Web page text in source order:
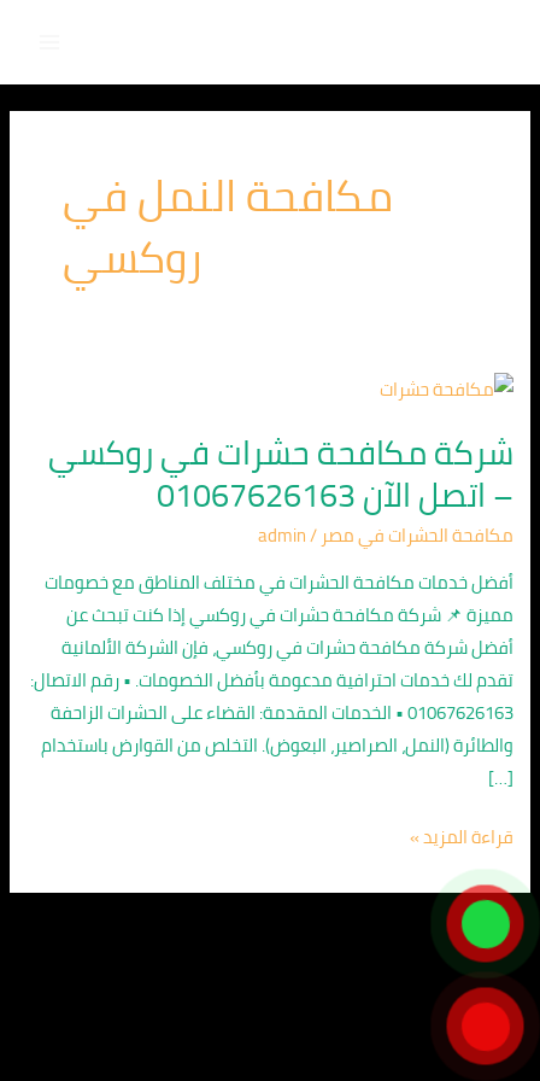
المحتوى
مكافحة النمل في
روكسي
شركة مكافحة حشرات في روكسي
– اتصل الآن 01067626163
مكافحة الحشرات في مصر/
admin
أفضل خدمات مكافحة الحشرات في مختلف المناطق مع خصومات
مميزة 📌 شركة مكافحة حشرات في روكسي إذا كنت تبحث عن
أفضل شركة مكافحة حشرات في روكسي، فإن الشركة الألمانية
تقدم لك خدمات احترافية مدعومة بأفضل الخصومات. • رقم الاتصال:
01067626163 • الخدمات المقدمة: القضاء على الحشرات الزاحفة
والطائرة (النمل، الصراصير، البعوض). التخلص من القوارض باستخدام
[…]
شركة
حشرات
روكسي
–
اتصل
الآن
01067626163
قراءة المزيد »